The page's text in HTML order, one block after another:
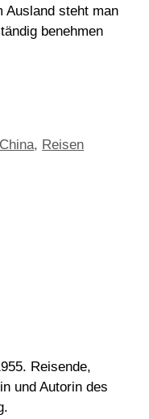
Ausland steht man
benehmen
China, Reisen
Reisende,
und Autorin des